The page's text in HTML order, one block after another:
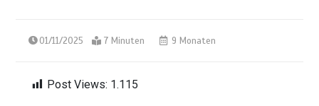
01/11/2025 7 Minuten 9 Monaten
Post Views: 1.115